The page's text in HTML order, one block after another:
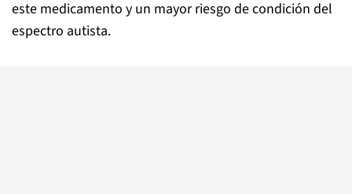
este medicamento y un mayor riesgo de condición del
espectro autista.